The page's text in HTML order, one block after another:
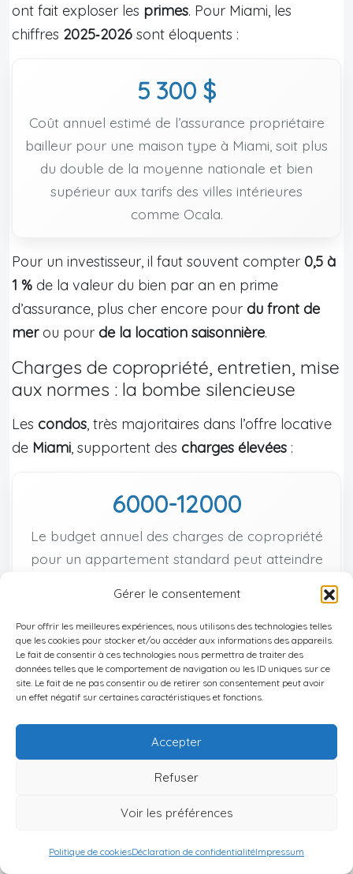
Gérer le consentement
Pour offrir les meilleures expériences, nous utilisons des technologies telles
que les cookies pour stocker et/ou accéder aux informations des appareils.
Le fait de consentir à ces technologies nous permettra de traiter des
données telles que le comportement de navigation ou les ID uniques sur ce
site. Le fait de ne pas consentir ou de retirer son consentement peut avoir
un effet négatif sur certaines caractéristiques et fonctions.
Accepter
Refuser
Voir les préférences
Politique de cookiesDéclaration de confidentialitéImpressum
ont fait exploser les primes. Pour Miami, les
chiffres 2025‑2026 sont éloquents :
5 300 $
Coût annuel estimé de l’assurance propriétaire
bailleur pour une maison type à Miami, soit plus
du double de la moyenne nationale et bien
supérieur aux tarifs des villes intérieures
comme Ocala.
Pour un investisseur, il faut souvent compter 0,5 à
1 % de la valeur du bien par an en prime
d’assurance, plus cher encore pour du front de
merou pour de la location saisonnière.
Charges de copropriété, entretien, mise
aux normes : la bombe silencieuse
Les condos, très majoritaires dans l’offre locative
de Miami, supportent des charges élevées :
6000-12000
Le budget annuel des charges de copropriété
pour un appartement standard peut atteindre
représentant environ 1 % de la valeur du bien.
S’y ajoutent les effets des textes de sécurité
structurelle comme laloi SB 4‑D, qui impose des
réserves de travaux et des mises aux normes
post‑Surfside:
hausse moyenne des charges de copropriété
d’environ +45 % depuis 2021 à Miami
augmentations de chargesont fait basculer la